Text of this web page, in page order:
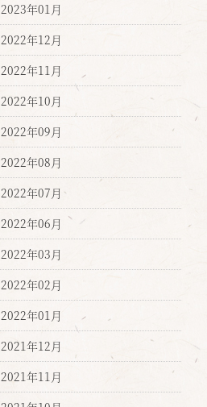
2023年01月
2022年12月
2022年11月
2022年10月
2022年09月
2022年08月
2022年07月
2022年06月
2022年03月
2022年02月
2022年01月
2021年12月
2021年11月